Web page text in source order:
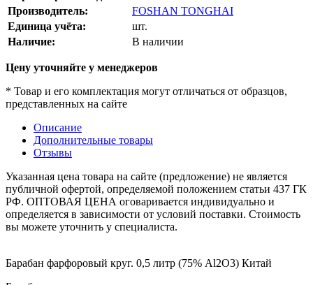
Производитель:
FOSHAN TONGHAI
Единица учёта:
шт.
Наличие:
В наличии
Цену уточняйте у менеджеров
* Товар и его комплектация могут отличаться от образцов,
представленных на сайте
Описание
Дополнительные товары
Отзывы
Указанная цена товара на сайте (предложение) не является
публичной офертой, определяемой положением статьи 437 ГК
РФ. ОПТОВАЯ ЦЕНА оговаривается индивидуально и
определяется в зависимости от условий поставки. Стоимость
вы можете уточнить у специалиста.
Барабан фарфоровый круг. 0,5 литр (75% Al2O3) Китай